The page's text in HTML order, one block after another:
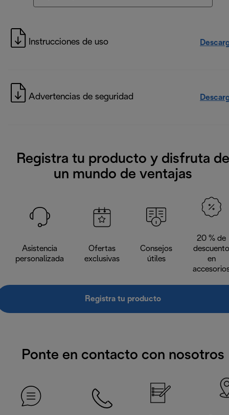
Instrucciones de uso
Advertencias de seguridad
Registra tu producto y disfruta de
un mundo de ventajas
Asistencia
personalizada
Ofertas
exclusivas
Consejos
útiles
20 % de
descuento
en
Registra tu producto
Ponte en contacto con nosotros